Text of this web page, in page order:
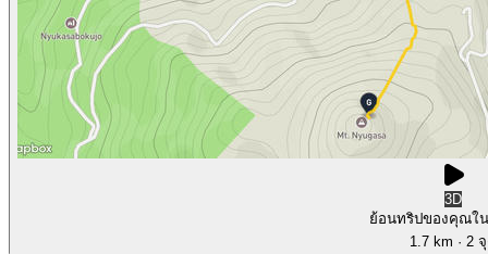
3D
ย้อนทริปของคุณใ
1.7 km · 2